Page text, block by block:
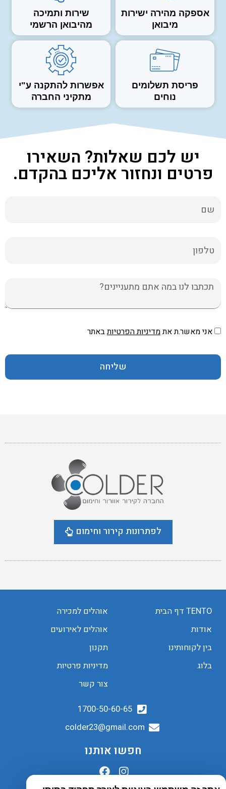
אספקה מהירה ישירות
מיבואן
שירות ותמיכה
מהיבואן הרשמי
פריסת תשלומים
נוחים
אפשרות להתקנה ע"י
מתקיני החברה
יש לכם שאלות? השאירו
פרטים ונחזור אליכם בהקדם.
טלפון
הודעה
אני מאשר.ת אתמדיניות הפרטיותבאתר
שליחה
לפתרונות קירור וחימום
TENTO דף הבית
אודות
בין לקוחותינו
בלוג
אוהלים למכירה
אוהלים לאירועים
תקנון
מדיניות פרטיות
צור קשר
1700-50-60-65
colder23@gmail.com
חפשו אותנו